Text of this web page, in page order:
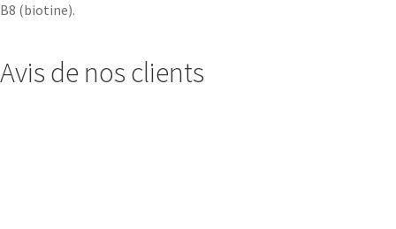
B8 (biotine).
Avis de nos clients